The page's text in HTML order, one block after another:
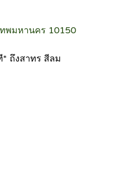
พมหานคร 10150
* ถึงสาทร สีลม